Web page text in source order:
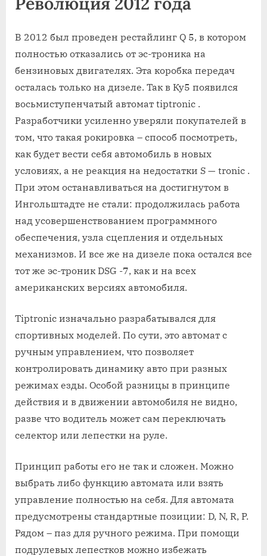
В 2012 был проведен рестайлинг Q 5, в котором
полностью отказались от эс-троника на
бензиновых двигателях. Эта коробка передач
осталась только на дизеле. Так в Ку5 появился
восьмиступенчатый автомат tiptronic .
Разработчики усиленно уверяли покупателей в
том, что такая рокировка – способ посмотреть,
как будет вести себя автомобиль в новых
условиях, а не реакция на недостатки S — tronic .
При этом останавливаться на достигнутом в
Ингольштадте не стали: продолжилась работа
над усовершенствованием программного
обеспечения, узла сцепления и отдельных
механизмов. И все же на дизеле пока остался все
тот же эс-троник DSG -7, как и на всех
американских версиях автомобиля.
Tiptronic изначально разрабатывался для
спортивных моделей. По сути, это автомат с
ручным управлением, что позволяет
контролировать динамику авто при разных
режимах езды. Особой разницы в принципе
действия и в движении автомобиля не видно,
разве что водитель может сам переключать
селектор или лепестки на руле.
Принцип работы его не так и сложен. Можно
выбрать либо функцию автомата или взять
управление полностью на себя. Для автомата
предусмотрены стандартные позиции: D, N, R, P.
Рядом – паз для ручного режима. При помощи
подрулевых лепестков можно избежать